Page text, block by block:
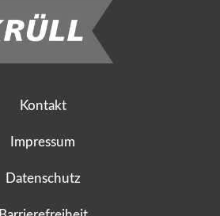
Kontakt
Impressum
Datenschutz